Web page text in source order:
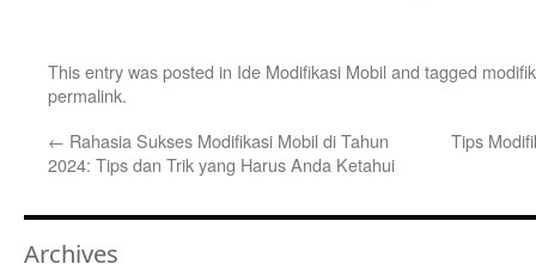
This entry was posted in Ide Modifikasi Mobil and tagged
permalink.
← Rahasia Sukses Modifikasi Mobil di Tahun
2024: Tips dan Trik yang Harus Anda Ketahui
Tips
Archives